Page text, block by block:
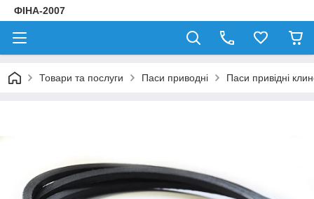
ФІНА-2007
Товари та послуги Паси приводні Паси привідні